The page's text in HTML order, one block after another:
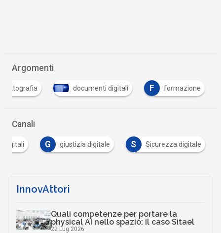
Argomenti
documenti digitali F formazione I
Canali
digitali G giustizia digitale S Sicurezza digitale
InnovAttori
Quali competenze per portare la
physical AI nello spazio: il caso Sitael
22 Lug 2026